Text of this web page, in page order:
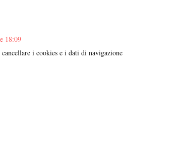
18:09
i cookies e i dati di navigazione